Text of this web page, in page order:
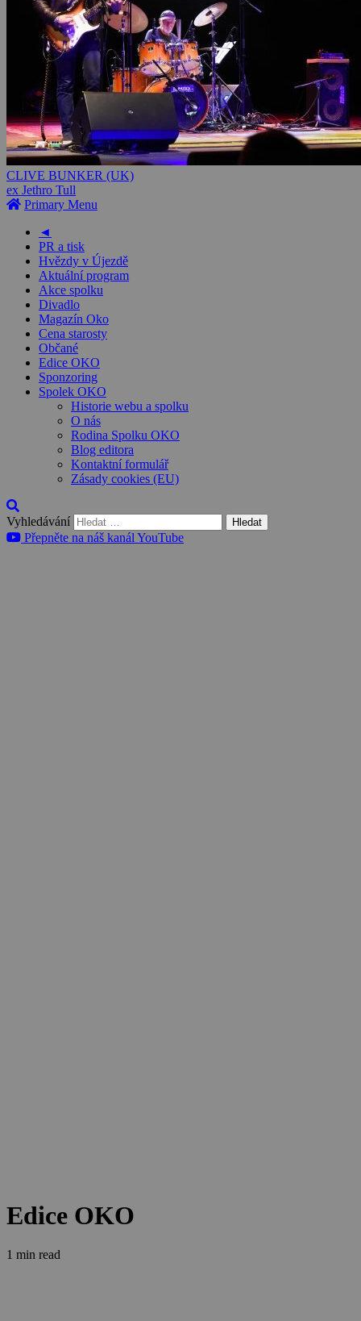
CLIVE BUNKER (UK)
ex Jethro Tull
Primary Menu
◄
PR a tisk
Hvězdy v Újezdě
Aktuální program
Akce spolku
Divadlo
Magazín Oko
Cena starosty
Občané
Edice OKO
Sponzoring
Spolek OKO
Historie webu a spolku
O nás
Rodina Spolku OKO
Blog editora
Kontaktní formulář
Zásady cookies (EU)
Vyhledávání
Přepněte na náš kanál YouTube
Edice OKO
1 min read